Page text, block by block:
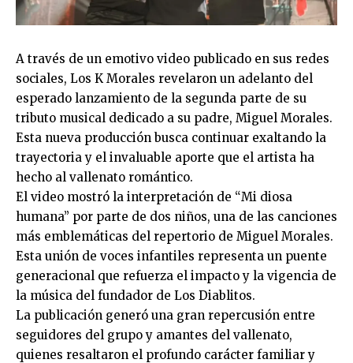
A través de un emotivo video publicado en sus redes
sociales, Los K Morales revelaron un adelanto del
esperado lanzamiento de la segunda parte de su
tributo musical dedicado a su padre, Miguel Morales.
Esta nueva producción busca continuar exaltando la
trayectoria y el invaluable aporte que el artista ha
hecho al vallenato romántico.
El video mostró la interpretación de “Mi diosa
humana” por parte de dos niños, una de las canciones
más emblemáticas del repertorio de Miguel Morales.
Esta unión de voces infantiles representa un puente
generacional que refuerza el impacto y la vigencia de
la música del fundador de Los Diablitos.
La publicación generó una gran repercusión entre
seguidores del grupo y amantes del vallenato,
quienes resaltaron el profundo carácter familiar y